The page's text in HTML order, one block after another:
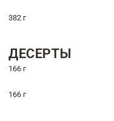
382 г
ДЕСЕРТЫ
166 г
166 г